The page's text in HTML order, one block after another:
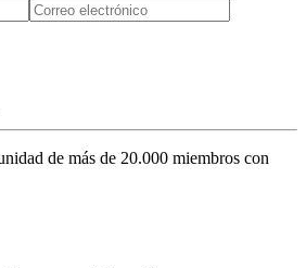
de más de 20.000 miembros con